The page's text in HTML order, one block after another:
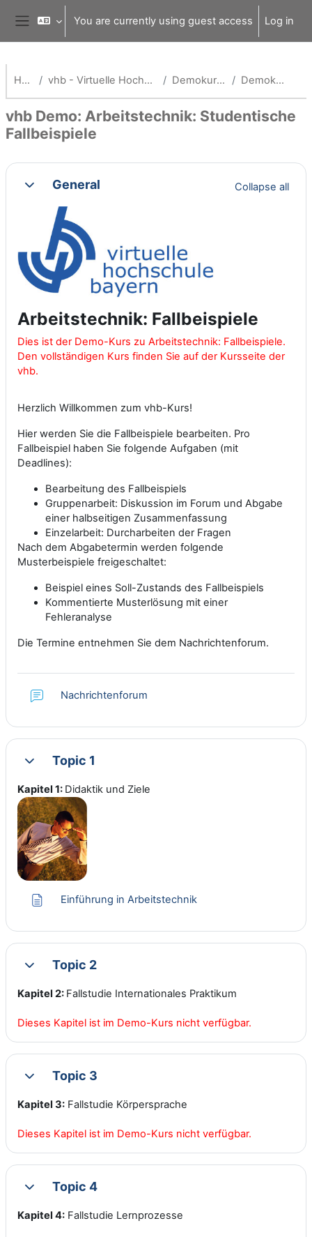
Skip to main content
Side panel
You are currently using guest access Log in
Home vhb - Virtuelle Hochschule Bayern Demokurse (vhb) Demokurse alt
vhb Demo: Arbeitstechnik: Studentische
Fallbeispiele
Section outline
CollapseGeneral Collapse all
Arbeitstechnik: Fallbeispiele
Dies ist der Demo-Kurs zu Arbeitstechnik: Fallbeispiele.
Den vollständigen Kurs finden Sie auf der Kursseite der
vhb.
Herzlich Willkommen zum vhb-Kurs!
Hier werden Sie die Fallbeispiele bearbeiten. Pro
Fallbeispiel haben Sie folgende Aufgaben (mit
Deadlines):
Bearbeitung des Fallbeispiels
Gruppenarbeit: Diskussion im Forum und Abgabe
einer halbseitigen Zusammenfassung
Einzelarbeit: Durcharbeiten der Fragen
Nach dem Abgabetermin werden folgende
Musterbeispiele freigeschaltet:
Beispiel eines Soll-Zustands des Fallbeispiels
Kommentierte Musterlösung mit einer
Fehleranalyse
Die Termine entnehmen Sie dem Nachrichtenforum.
Nachrichtenforum
CollapseTopic 1
Kapitel 1: Didaktik und Ziele
Einführung in ArbeitstechnikPage
CollapseTopic 2
Kapitel 2: Fallstudie Internationales Praktikum
Dieses Kapitel ist im Demo-Kurs nicht verfügbar.
CollapseTopic 3
Kapitel 3: Fallstudie Körpersprache
Dieses Kapitel ist im Demo-Kurs nicht verfügbar.
CollapseTopic 4
Kapitel 4: Fallstudie Lernprozesse